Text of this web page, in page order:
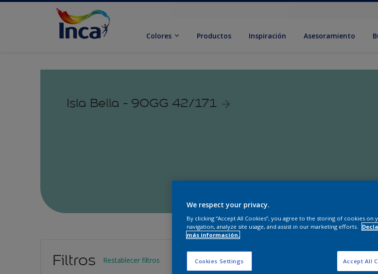
Colores Productos Inspiración Asesoramiento
Isla Bella - 90GG 42/171
Filtros Restablecer filtros
Encuentra los productos
We respect your privacy.
By clicking “Accept All Cookies”, you agree to the storing of cookies on
navigation, analyze site usage, and assist in our marketing efforts.
más información.
Cookies Settings Accept All